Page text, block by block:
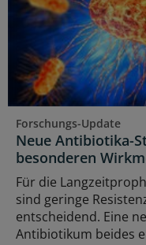
Forschungs-Update
Neue Antibiotika-
besonderen
Für die
sind geringe
entscheidend. Eine
Antibiotikum beides